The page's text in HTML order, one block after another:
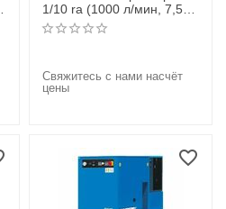
1/10 ra (1000 л/мин, 7,5
квт) dali
Свяжитесь с нами насчёт
цены